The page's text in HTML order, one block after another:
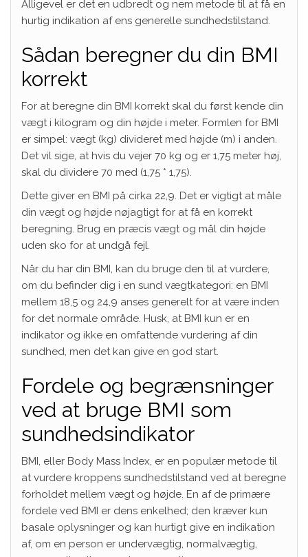
Alligevel er det en udbredt og nem metode til at få en
hurtig indikation af ens generelle sundhedstilstand.
Sådan beregner du din BMI
korrekt
For at beregne din BMI korrekt skal du først kende din
vægt i kilogram og din højde i meter. Formlen for BMI
er simpel: vægt (kg) divideret med højde (m) i anden.
Det vil sige, at hvis du vejer 70 kg og er 1,75 meter høj,
skal du dividere 70 med (1,75 * 1,75).
Dette giver en BMI på cirka 22,9. Det er vigtigt at måle
din vægt og højde nøjagtigt for at få en korrekt
beregning. Brug en præcis vægt og mål din højde
uden sko for at undgå fejl.
Når du har din BMI, kan du bruge den til at vurdere,
om du befinder dig i en sund vægtkategori: en BMI
mellem 18,5 og 24,9 anses generelt for at være inden
for det normale område. Husk, at BMI kun er en
indikator og ikke en omfattende vurdering af din
sundhed, men det kan give en god start.
Fordele og begrænsninger
ved at bruge BMI som
sundhedsindikator
BMI, eller Body Mass Index, er en populær metode til
at vurdere kroppens sundhedstilstand ved at beregne
forholdet mellem vægt og højde. En af de primære
fordele ved BMI er dens enkelhed; den kræver kun
basale oplysninger og kan hurtigt give en indikation
af, om en person er undervægtig, normalvægtig,